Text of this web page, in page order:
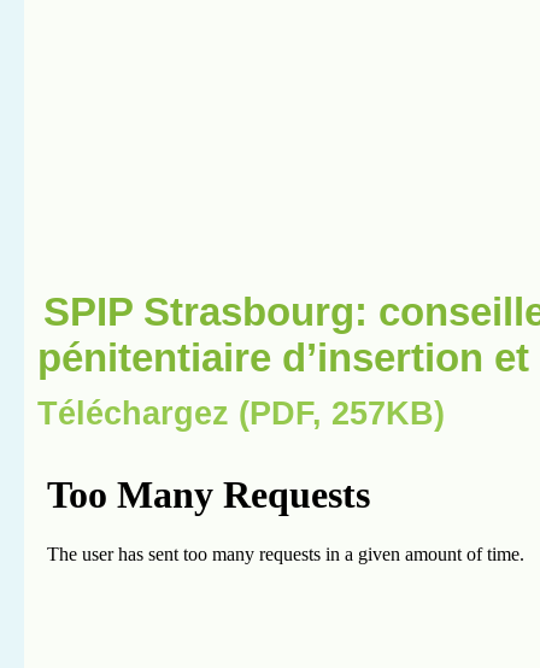
SPIP Strasbourg:
pénitentiaire d’insertion
Téléchargez (PDF, 257KB)